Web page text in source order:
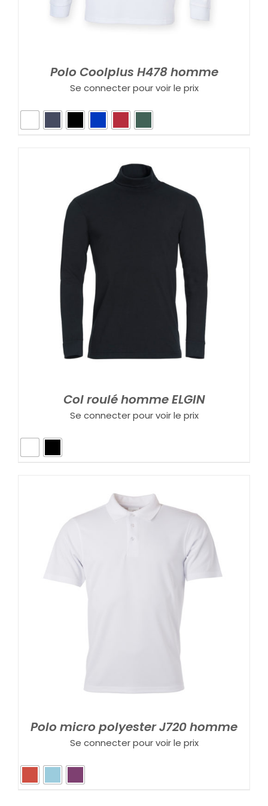
Polo Coolplus H478 homme
Se connecter pour voir le prix
Col roulé homme ELGIN
Se connecter pour voir le prix
Polo micro polyester J720 homme
Se connecter pour voir le prix